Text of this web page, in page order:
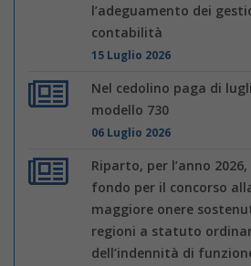
l’adeguamento dei
contabilità
15 Luglio 2026
Nel cedolino paga di
modello 730
06 Luglio 2026
Riparto, per l’anno
fondo per il concorso
maggiore onere
regioni a statuto
dell’indennità di